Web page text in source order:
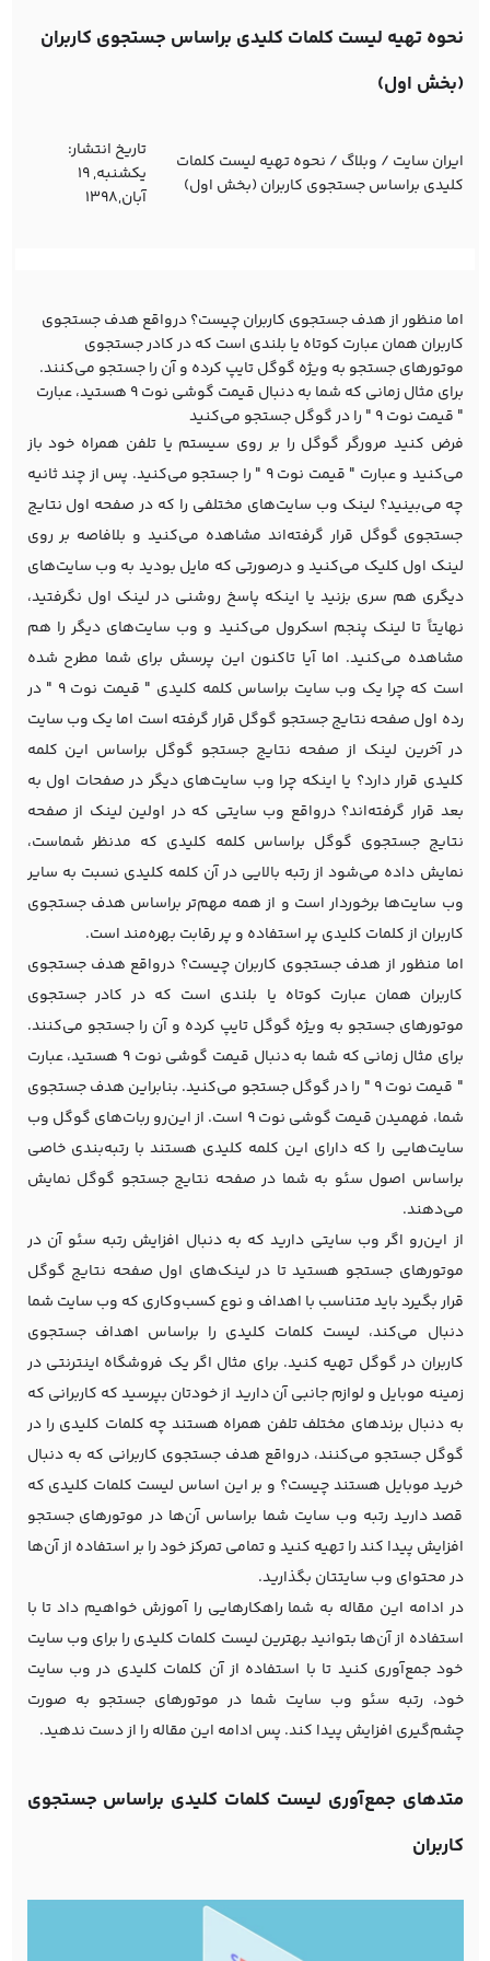
نحوه تهیه لیست کلمات کلیدی براساس جستجوی کاربران
(بخش اول)
ایران سایت / وبلاگ / نحوه تهیه لیست کلمات
کلیدی براساس جستجوی کاربران (بخش اول)
تاریخ انتشار:
یکشنبه, 19
آبان,1398
اما منظور از هدف جستجوی کاربران چیست؟ درواقع هدف جستجوی
کاربران همان عبارت کوتاه یا بلندی است که در کادر جستجوی
موتورهای جستجو به ویژه گوگل تایپ کرده و آن را جستجو می‌کنند.
برای مثال زمانی که شما به دنبال قیمت گوشی نوت 9 هستید، عبارت
" قیمت نوت 9 " را در گوگل جستجو می‌کنید
فرض کنید مرورگر گوگل را بر روی سیستم یا تلفن همراه خود باز
می‌کنید و عبارت " قیمت نوت 9 " را جستجو می‌کنید. پس از چند ثانیه
چه می‌بینید؟ لینک وب سایت‌های مختلفی را که در صفحه اول نتایج
جستجوی گوگل قرار گرفته‌اند مشاهده می‌کنید و بلافاصه بر روی
لینک اول کلیک می‌کنید و درصورتی که مایل بودید به وب سایت‌های
دیگری هم سری بزنید یا اینکه پاسخ روشنی در لینک اول نگرفتید،
نهایتاً تا لینک پنجم اسکرول می‌کنید و وب سایت‌های دیگر را هم
مشاهده می‌کنید. اما آیا تاکنون این پرسش برای شما مطرح شده
است که چرا یک وب سایت براساس کلمه کلیدی " قیمت نوت 9 " در
رده اول صفحه نتایج جستجو گوگل قرار گرفته است اما یک وب سایت
در آخرین لینک از صفحه نتایج جستجو گوگل براساس این کلمه
کلیدی قرار دارد؟ یا اینکه چرا وب سایت‌های دیگر در صفحات اول به
بعد قرار گرفته‌اند؟ درواقع وب سایتی که در اولین لینک از صفحه
نتایج جستجوی گوگل براساس کلمه کلیدی که مدنظر شماست،
نمایش داده می‌شود از رتبه بالایی در آن کلمه کلیدی نسبت به سایر
وب سایت‌ها برخوردار است و از همه مهم‌تر براساس هدف جستجوی
کاربران از کلمات کلیدی پر استفاده و پر رقابت بهره‌مند است.
اما منظور از هدف جستجوی کاربران چیست؟ درواقع هدف جستجوی
کاربران همان عبارت کوتاه یا بلندی است که در کادر جستجوی
موتورهای جستجو به ویژه گوگل تایپ کرده و آن را جستجو می‌کنند.
برای مثال زمانی که شما به دنبال قیمت گوشی نوت 9 هستید، عبارت
" قیمت نوت 9 " را در گوگل جستجو می‌کنید. بنابراین هدف جستجوی
شما، فهمیدن قیمت گوشی نوت 9 است. از این‌رو ربات‌های گوگل وب
سایت‌هایی را که دارای این کلمه کلیدی هستند با رتبه‌بندی خاصی
براساس اصول سئو به شما در صفحه نتایج جستجو گوگل نمایش
می‌دهند.
از این‌رو اگر وب سایتی دارید که به دنبال افزایش رتبه سئو آن در
موتورهای جستجو هستید تا در لینک‌های اول صفحه نتایج گوگل
قرار بگیرد باید متناسب با اهداف و نوع کسب‌وکاری که وب سایت شما
دنبال می‌کند، لیست کلمات کلیدی را براساس اهداف جستجوی
کاربران در گوگل تهیه کنید. برای مثال اگر یک فروشگاه اینترنتی در
زمینه موبایل و لوازم جانبی آن دارید از خودتان بپرسید که کاربرانی که
به دنبال برندهای مختلف تلفن همراه هستند چه کلمات کلیدی را در
گوگل جستجو می‌کنند، درواقع هدف جستجوی کاربرانی که به دنبال
خرید موبایل هستند چیست؟ و بر این اساس لیست کلمات کلیدی که
قصد دارید رتبه وب سایت شما براساس آن‌ها در موتورهای جستجو
افزایش پیدا کند را تهیه کنید و تمامی تمرکز خود را بر استفاده از آن‌ها
در محتوای وب سایتتان بگذارید.
در ادامه این مقاله به شما راهکارهایی را آموزش خواهیم داد تا با
استفاده از آن‌ها بتوانید بهترین لیست کلمات کلیدی را برای وب سایت
خود جمع‌آوری کنید تا با استفاده از آن کلمات کلیدی در وب سایت
خود، رتبه سئو وب سایت شما در موتورهای جستجو به صورت
چشم‌گیری افزایش پیدا کند. پس ادامه این مقاله را از دست ندهید.
متدهای جمع‌آوری لیست کلمات کلیدی براساس جستجوی
کاربران